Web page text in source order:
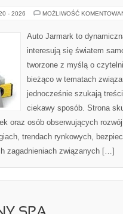
- 2026 MOŻLIWOŚĆ
Auto Jarmark to
interesują się światem
tworzone z myślą o
bieżąco w tematach
jednocześnie szukają
ciekawy sposób. Strona
oraz osób obserwujących
trendach rynkowych,
zagadnieniach związanych […]